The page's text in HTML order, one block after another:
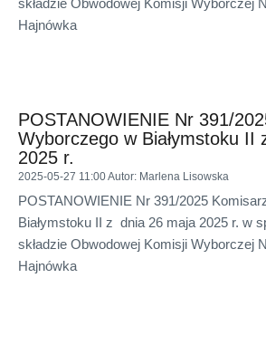
składzie Obwodowej Komisji Wyborczej
Hajnówka
POSTANOWIENIE Nr 391/
Wyborczego w Białymstoku II
2025 r.
2025-05-27 11:00Autor: Marlena Lisowska
POSTANOWIENIE Nr 391/2025
Białymstoku II z dnia 26 maja 2025 r. w
składzie Obwodowej Komisji Wyborczej
Hajnówka